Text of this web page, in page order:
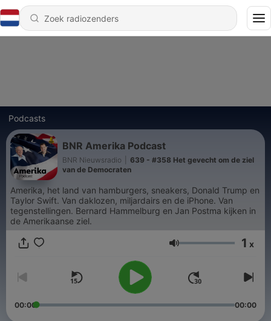
Podcasts
BNR Amerika Podcast
BNR Nieuwsradio
639 - #358 Het gevecht om de ziel
van de Democraten
Amerika, het land van hamburgers, sneakers, Donald Trump en
Taylor Swift. Van daklozen, miljardairs en de iPhone. Van
tegenstellingen. Bernard Hammelburg en Jan Postma kijken in
de Amerikaanse ziel.
Volume 1 x
00:00 00:00